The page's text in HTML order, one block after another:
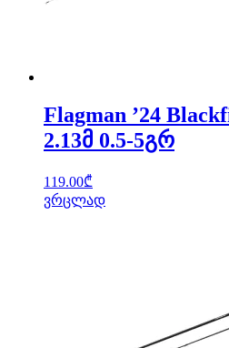
Flagman ’24
2.13მ 0.5-5გრ
119.00₾
ვრცლად